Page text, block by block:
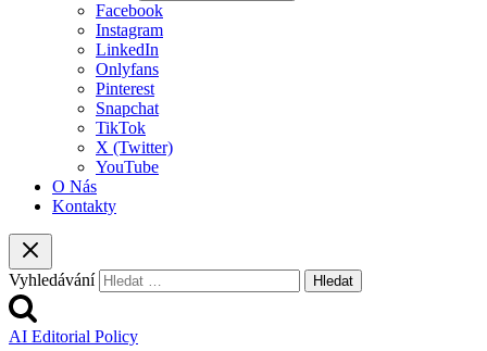
Facebook
Instagram
LinkedIn
Onlyfans
Pinterest
Snapchat
TikTok
X (Twitter)
YouTube
O Nás
Kontakty
Vyhledávání
AI Editorial Policy